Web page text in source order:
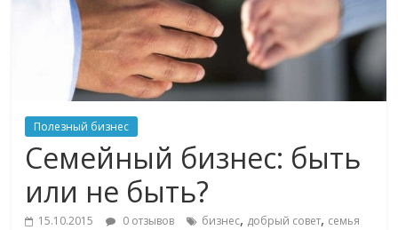
Полезный бизнес
Семейный бизнес: быть
или не быть?
15.10.2015 0 отзывов бизнес, добрый совет, семья